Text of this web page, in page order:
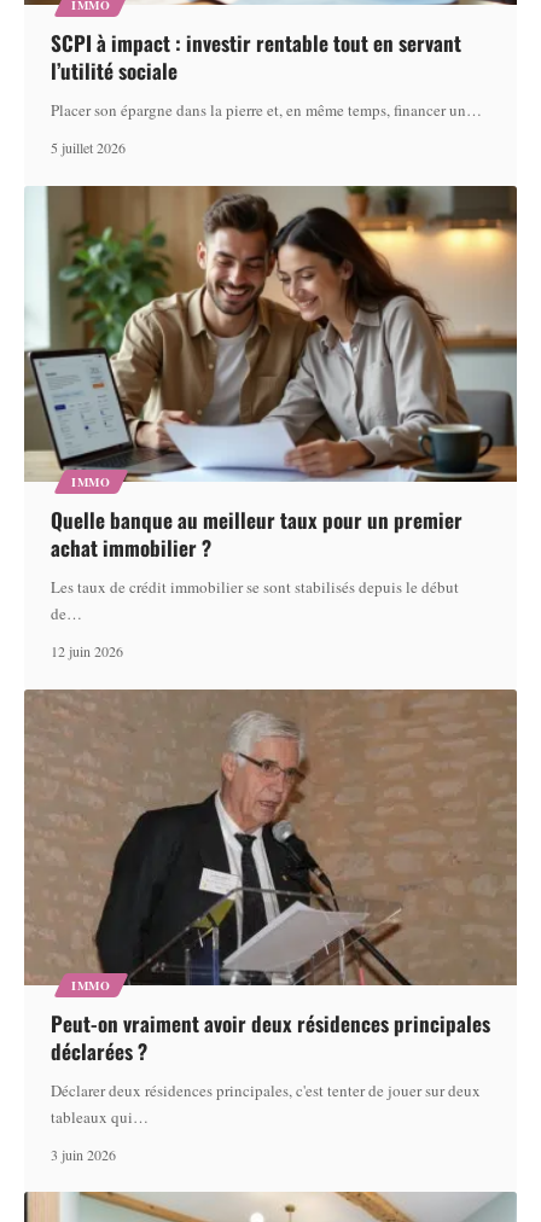
IMMO
SCPI à impact : investir rentable tout en servant
l’utilité sociale
Placer son épargne dans la pierre et, en même temps, financer un…
5 juillet 2026
IMMO
Quelle banque au meilleur taux pour un premier
achat immobilier ?
Les taux de crédit immobilier se sont stabilisés depuis le début
de…
12 juin 2026
IMMO
Peut-on vraiment avoir deux résidences principales
déclarées ?
Déclarer deux résidences principales, c'est tenter de jouer sur deux
tableaux qui…
3 juin 2026